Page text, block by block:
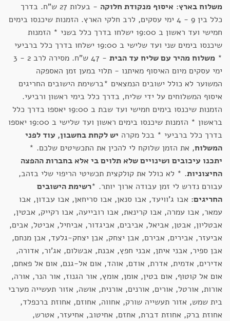
משלוח בארץ: איסוף מנקודת חלוקה
- בעלות 27 ש"ח. בדרך
כלל בין 9 - 4 ימי עסקים, לרב חלקי הארץ. הזמנות שיכנסו בימים
חמישי ועד ראשון ב 19:00 ישלחו בדרך כלל בשני * הזמנות
שיכנסו בימים שני ועד שלישי ב 19:00 ישלחו בדרך כלל ברביעי
* משלוח מהיר עם שליח עד הבית
- 47 ש"ח. מסירה לרב 2 - 3
ימי עסקים מיום האיסוף מאיתנו - תלוי במען זמן האספקה
המשוער לא כולל ישובים הנמצאים *ברשימת הישובים החריגים
איסוף המשלוחים על ידי שליח, בדרך כלל בימי ראשון ורביעי.
הזמנות שיכנסו בימים חמישי ועד שבת ב 19:00 יאספו בדרך כלל
בראשון * הזמנות שיכנסו בימים ראשון ועד שלישי ב 19:00 יאספו
בדרך כלל ברביעי * בכל מקרה יש לקחת בחשבון, עוד לפני
המשלוח, את הזמן שלוקח לי להכין את התכשיטים שלכם. *
יתכנו עיכובים ושינויים שלא תלוים בי אלא בחברות ההפצה
החיצוניות. * לא כולל את קולקצית תכשיטי הריפוי שלי בזהב,
עבורם נדרש לי זמן עבודה ארוך יותר. *רשימת הישובים
החריגים: אבו ג'וויעד, אבו סנאן, אבו סריחאן, אבו עבדון, אבו
עמאר, אבו עמרה, אבו קרינאת, אבו רובייעה, אבו רקייק, אבטין,
אבטליון, אבטן, אביאל, אביבים, אביגדור, אביחיל, אביטל, אבים,
אביעזר, אבירים, אבירם, אבן יצחק, אבן יצחק-גלעד, אבן מנחם,
אבן ספיר, אבני איתן, אבני חפץ, אבנת, אבשלום, אג'ור, אדורה,
אדירים, אדמית, אדרת, אודם, אוהד, אום אל-גנם, אום אל פאחם,
אום אל קוטוף, אום בטין, אומן, אומץ, אור הגנוז, אור הנר, אורה,
אורות, אורטל, אורים, אורנים, אורנית, אושה, אזור תעשייה מערבי
בית שמש, אזור תעשייה שורק, אחווה, אחוזם, אחוזת ברכפלד,
אחוזת ברק, אחוזת דברת, אחזם, אחיטוב, אחיעזר, אטרש,